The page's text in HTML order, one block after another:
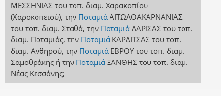
ΜΕΣΣΗΝΙΑΣ του τοπ. διαμ. Χαρακοπίου
(Χαροκοπειού), την Ποταμιά ΑΙΤΩΛΟΑΚΑΡΝΑΝΙΑΣ
του τοπ. διαμ. Σταθά, την Ποταμιά ΛΑΡΙΣΑΣ του τοπ.
διαμ. Ποταμιάς, την Ποταμιά ΚΑΡΔΙΤΣΑΣ του τοπ.
διαμ. Ανθηρού, την Ποταμιά ΕΒΡΟΥ του τοπ. διαμ.
Σαμοθράκηςή την Ποταμιά ΞΑΝΘΗΣ του τοπ. διαμ.
Νέας Κεσσάνης;